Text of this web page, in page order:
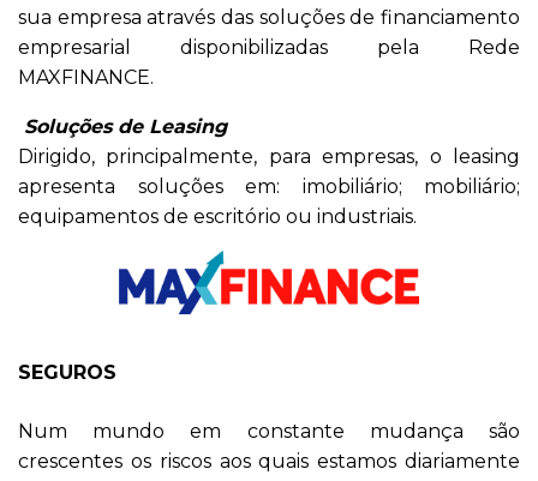
sua empresa através das soluções de financiamento
empresarial disponibilizadas pela Rede
MAXFINANCE.
Soluções de Leasing
Dirigido, principalmente, para empresas, o leasing
apresenta soluções em: imobiliário; mobiliário;
equipamentos de escritório ou industriais.
SEGUROS
Num mundo em constante mudança são
crescentes os riscos aos quais estamos diariamente